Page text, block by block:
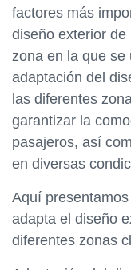
factores más
diseño exterior
zona en la que
adaptación del
las diferentes
garantizar la
pasajeros, así
en diversas
Aquí
adapta el diseño
diferentes zonas